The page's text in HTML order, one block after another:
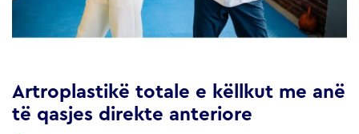
Artroplastikë totale e këllkut me anë
të qasjes direkte anteriore